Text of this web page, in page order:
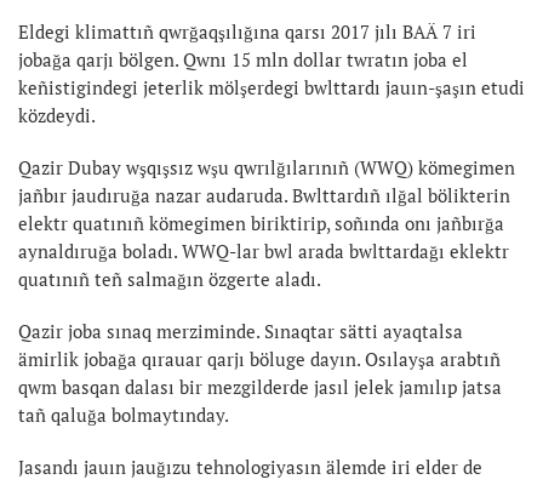
Eldegi klimattıñ qwrğaqşılığına qarsı 2017 jılı BAÄ 7 iri
jobağa qarjı bölgen. Qwnı 15 mln dollar twratın joba el
keñistigindegi jeterlik mölşerdegi bwlttardı jauın-şaşın etudi
közdeydi.
Qazir Dubay wşqışsız wşu qwrılğılarınıñ (WWQ) kömegimen
jañbır jaudıruğa nazar audaruda. Bwlttardıñ ılğal bölikterin
elektr quatınıñ kömegimen biriktirip, soñında onı jañbırğa
aynaldıruğa boladı. WWQ-lar bwl arada bwlttardağı eklektr
quatınıñ teñ salmağın özgerte aladı.
Qazir joba sınaq merziminde. Sınaqtar sätti ayaqtalsa
ämirlik jobağa qırauar qarjı böluge dayın. Osılayşa arabtıñ
qwm basqan dalası bir mezgilderde jasıl jelek jamılıp jatsa
tañ qaluğa bolmaytınday.
Jasandı jauın jauğızu tehnologiyasın älemde iri elder de